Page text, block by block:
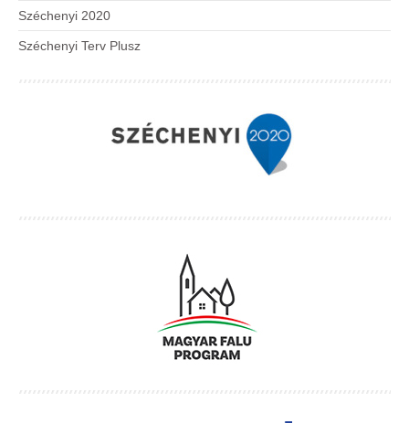
Széchenyi 2020
Széchenyi Terv Plusz